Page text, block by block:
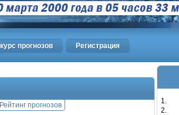
прогнозов Регистрация
Рейтинг прогнозов 1.
2.